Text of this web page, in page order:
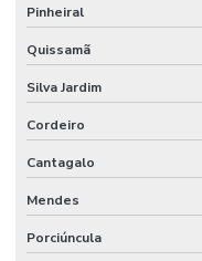
Mezanino metálico externo
Mezanino metálico galpao
Mezanino metálico industrial
Mezanino metálico
Mezanino com
Mezaninos metálicos
Montadora industrial
Pinheiral
Quissamã
Silva Jardim
Cordeiro
Cantagalo
Mendes
Porciúncula